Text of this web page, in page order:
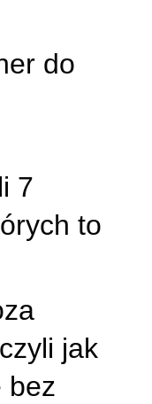
do
7
to
jak
bez